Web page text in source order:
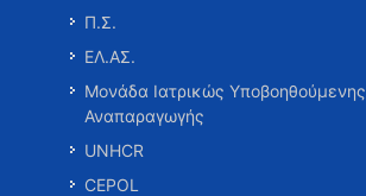
Π.Σ.
ΕΛ.ΑΣ.
Μονάδα Ιατρικώς Υποβοηθούμενης
Αναπαραγωγής
UNHCR
CEPOL